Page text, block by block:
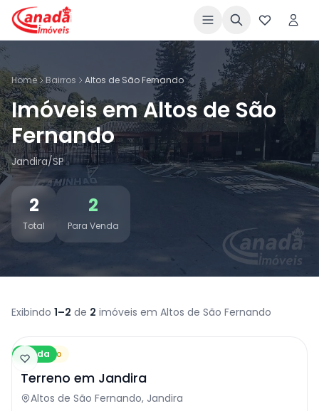
Home Bairros Altos de São Fernando
Imóveis em Altos de São
Fernando
Jandira/SP
2
Total
2
Para Venda
Exibindo 1–2 de 2 imóveis em Altos de São Fernando
Venda
Terreno
Terreno em Jandira
Altos de São Fernando, Jandira